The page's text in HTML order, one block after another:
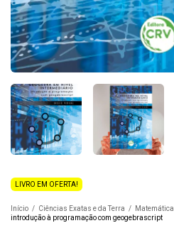
LIVRO EM OFERTA!
Início / Ciências Exatas e da Terra / Matemática
introdução à programação com geogebrascript